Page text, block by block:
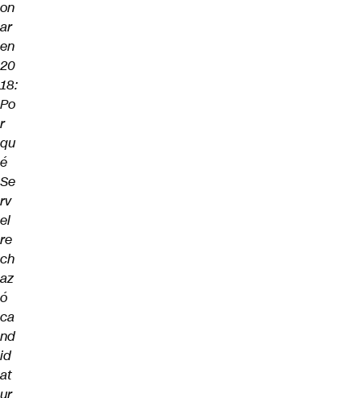
on
ar
en
20
18:
Po
r
qu
é
Se
rv
el
re
ch
az
ó
ca
nd
id
at
ur